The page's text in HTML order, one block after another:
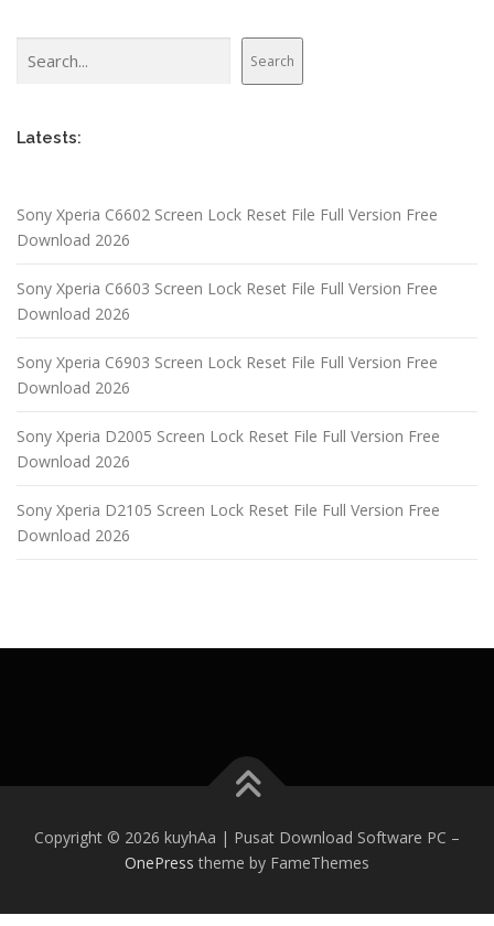
Search
Latests:
Sony Xperia C6602 Screen Lock Reset File Full Version Free
Download 2026
Sony Xperia C6603 Screen Lock Reset File Full Version Free
Download 2026
Sony Xperia C6903 Screen Lock Reset File Full Version Free
Download 2026
Sony Xperia D2005 Screen Lock Reset File Full Version Free
Download 2026
Sony Xperia D2105 Screen Lock Reset File Full Version Free
Download 2026
Copyright © 2026 kuyhAa | Pusat Download Software PC –
OnePress theme by FameThemes